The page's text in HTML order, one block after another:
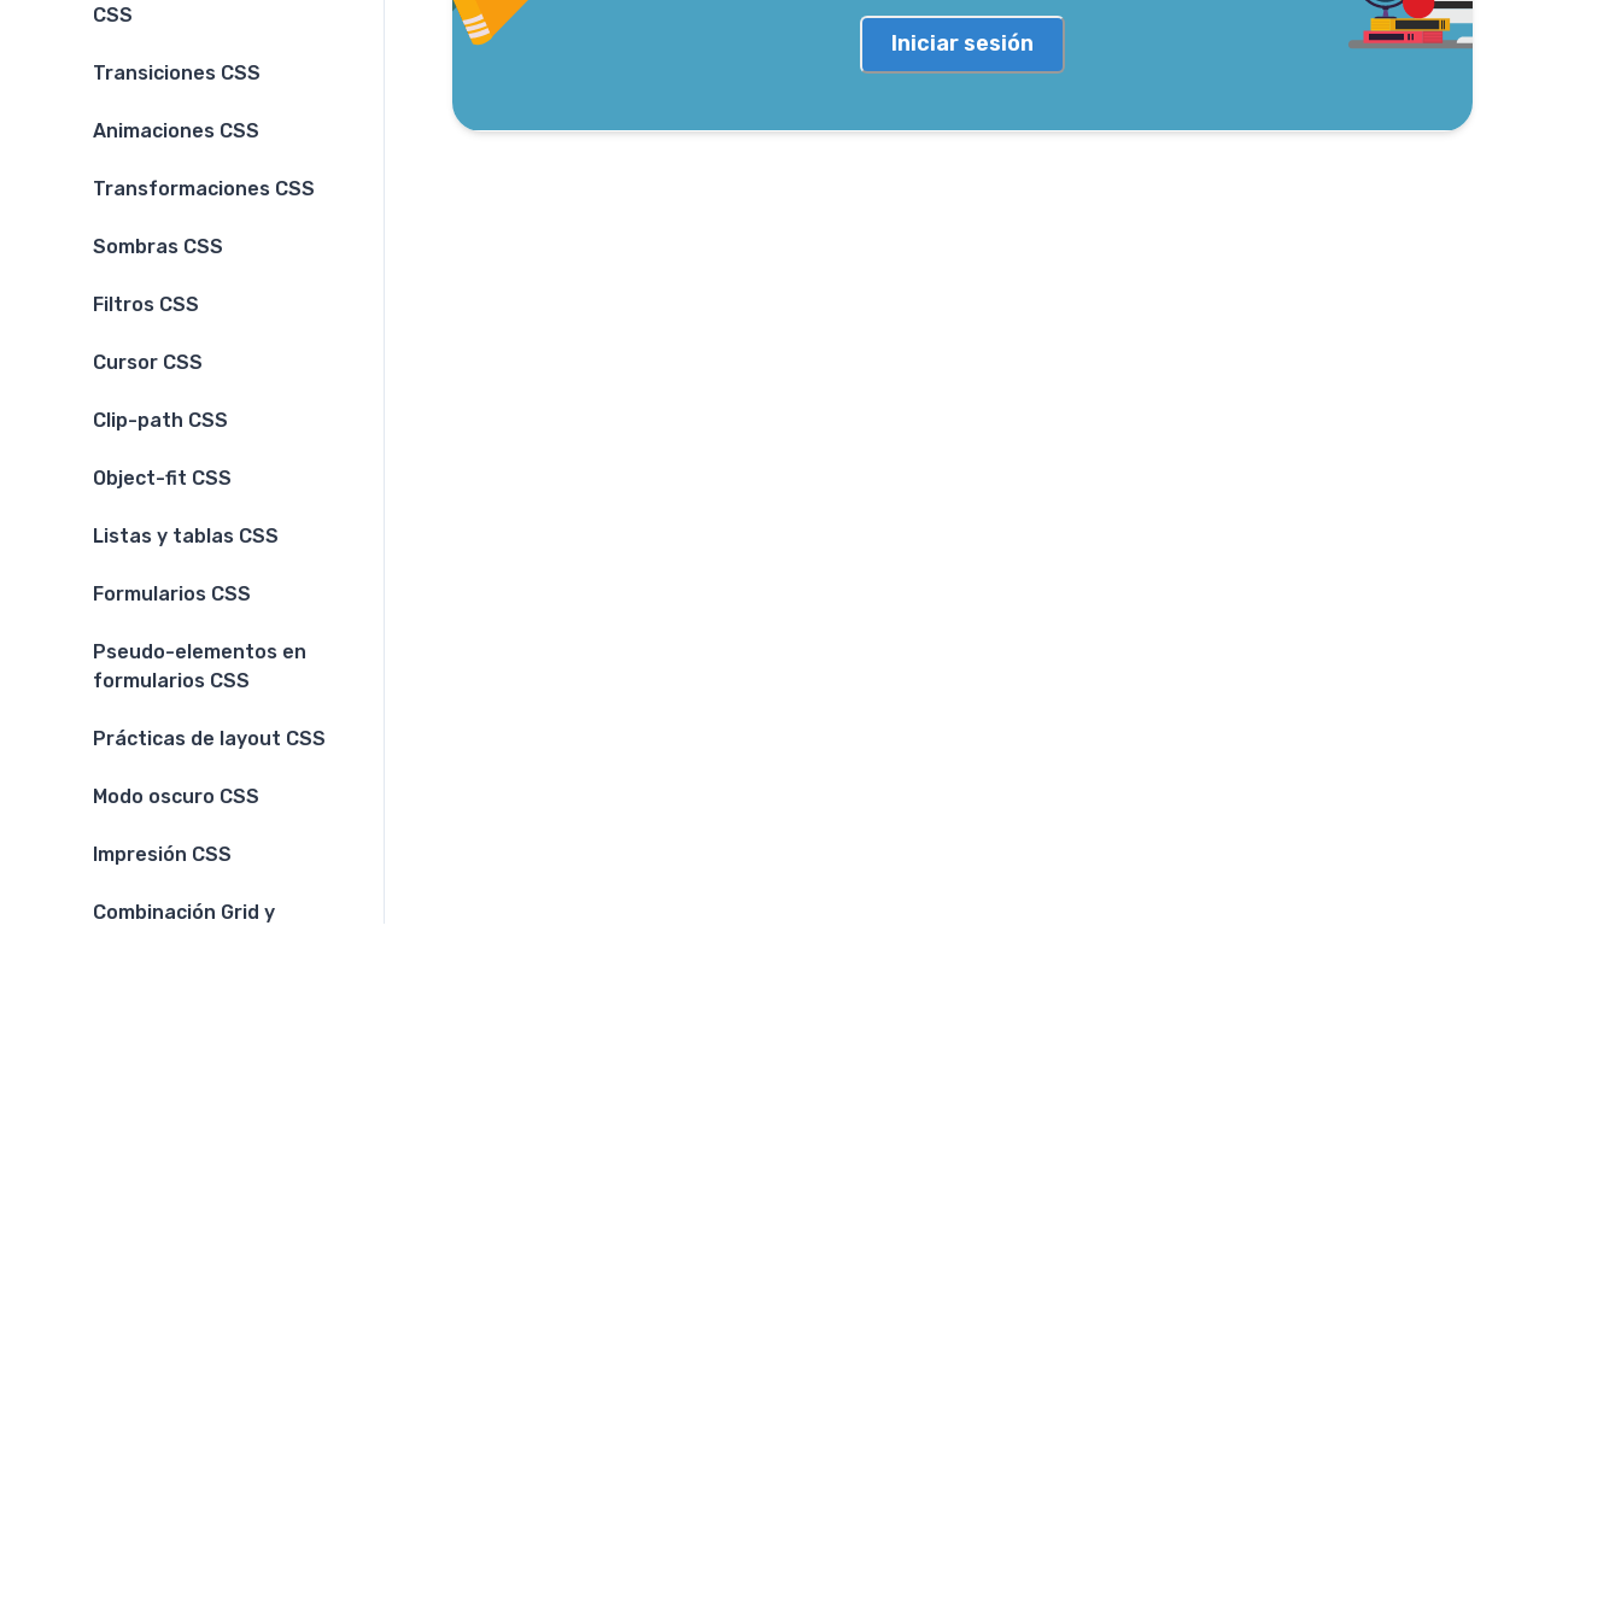
CSS
Transiciones CSS
Animaciones CSS
Transformaciones CSS
Sombras CSS
Filtros CSS
Cursor CSS
Clip-path CSS
Object-fit CSS
Listas y tablas CSS
Formularios CSS
Pseudo-elementos en
formularios CSS
Prácticas de layout CSS
Modo oscuro CSS
Impresión CSS
Combinación Grid y
Iniciar sesión